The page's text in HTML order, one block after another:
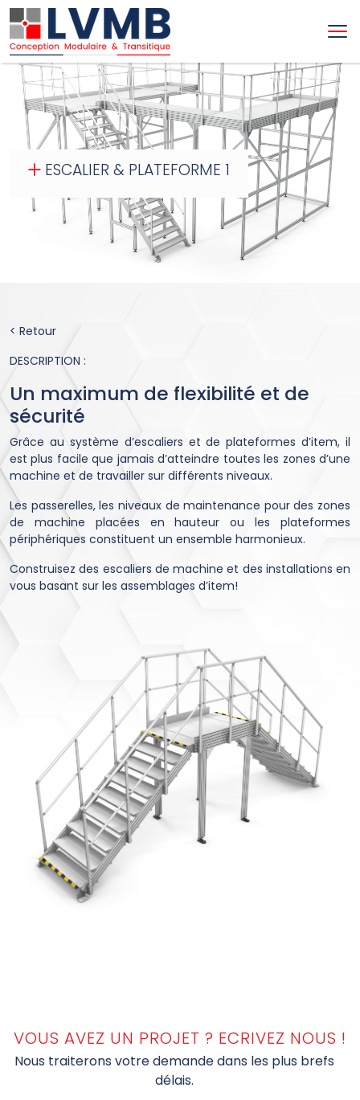
ESCALIER & PLATEFORME 1
< Retour
DESCRIPTION :
Un maximum de flexibilité et de
sécurité
Grâce au système d’escaliers et de plateformes d’item, il
est plus facile que jamais d’atteindre toutes les zones d’une
machine et de travailler sur différents niveaux.
Les passerelles, les niveaux de maintenance pour des zones
de machine placées en hauteur ou les plateformes
périphériques constituent un ensemble harmonieux.
Construisez des escaliers de machine et des installations en
vous basant sur les assemblages d’item!
VOUS AVEZ UN PROJET ? ECRIVEZ NOUS !
Nous traiterons votre demande dans les plus brefs
délais.